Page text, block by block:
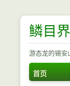
鳞目
游态龙的锡安
首页